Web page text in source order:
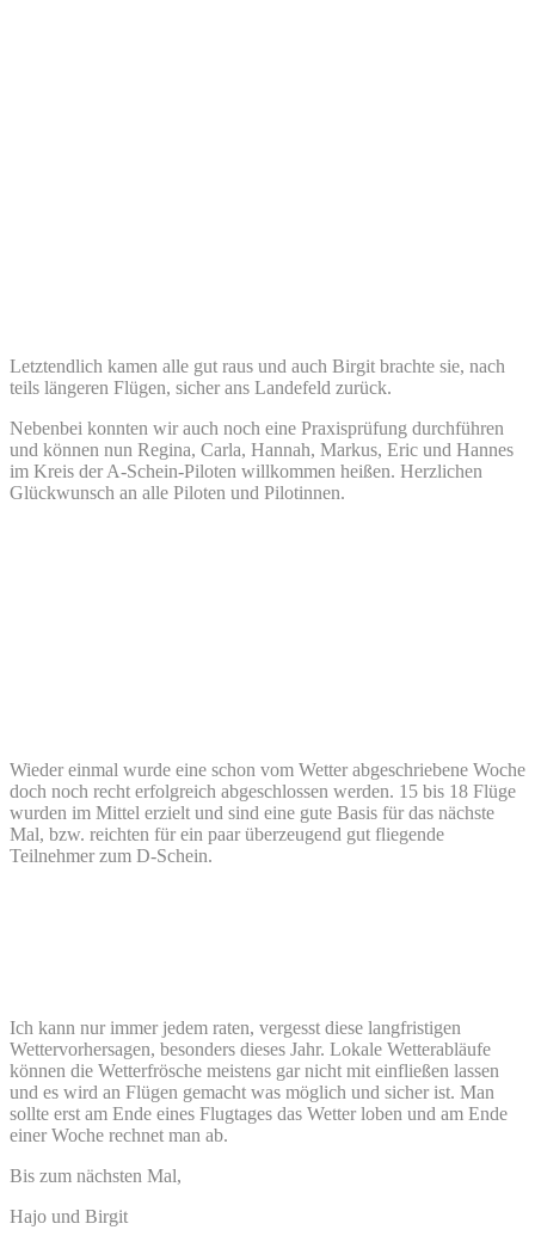
Letztendlich kamen alle gut raus und auch Birgit brachte sie, nach
teils längeren Flügen, sicher ans Landefeld zurück.
Nebenbei konnten wir auch noch eine Praxisprüfung durchführen
und können nun Regina, Carla, Hannah, Markus, Eric und Hannes
im Kreis der A-Schein-Piloten willkommen heißen. Herzlichen
Glückwunsch an alle Piloten und Pilotinnen.
Wieder einmal wurde eine schon vom Wetter abgeschriebene Woche
doch noch recht erfolgreich abgeschlossen werden. 15 bis 18 Flüge
wurden im Mittel erzielt und sind eine gute Basis für das nächste
Mal, bzw. reichten für ein paar überzeugend gut fliegende
Teilnehmer zum D-Schein.
Ich kann nur immer jedem raten, vergesst diese langfristigen
Wettervorhersagen, besonders dieses Jahr. Lokale Wetterabläufe
können die Wetterfrösche meistens gar nicht mit einfließen lassen
und es wird an Flügen gemacht was möglich und sicher ist. Man
sollte erst am Ende eines Flugtages das Wetter loben und am Ende
einer Woche rechnet man ab.
Bis zum nächsten Mal,
Hajo und Birgit